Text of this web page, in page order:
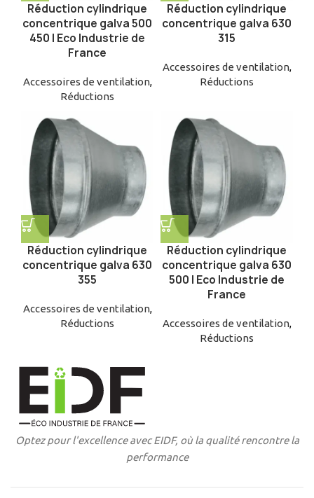
Réduction cylindrique
concentrique galva 500
450 | Eco Industrie de
France
Accessoires de ventilation,
Réductions
Réduction cylindrique
concentrique galva 630
315
Accessoires de ventilation,
Réductions
Réduction cylindrique
concentrique galva 630
355
Accessoires de ventilation,
Réductions
Réduction cylindrique
concentrique galva 630
500 | Eco Industrie de
France
Accessoires de ventilation,
Réductions
Optez pour l'excellence avec EIDF, où la qualité rencontre la
performance